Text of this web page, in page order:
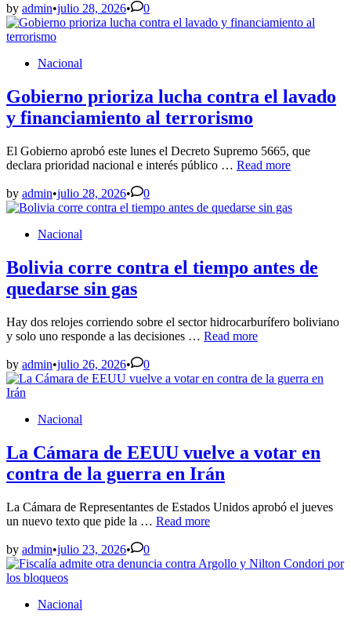
de
EE.UU.
contra
en
no
han
logrado
la
entrada
cocaína:
Washington
by admin•julio 28, 2026• 0
PostedNacional
Gobierno prioriza lucha contra el lavado
y financiamiento al terrorismo
El Gobierno aprobó este lunes el Decreto Supremo 5665, que
declara prioridad nacional e interés público … Gobierno
contra
financiamiento
al
Read more
by admin•julio 28, 2026• 0
PostedNacional
Bolivia corre contra el tiempo antes de
quedarse sin gas
Hay dos relojes corriendo sobre el sector hidrocarburífero boliviano
y solo uno responde a las decisiones … Bolivia
el
sin
gas
Read more
by admin•julio 26, 2026• 0
PostedNacional
La Cámara de EEUU vuelve a votar en
contra de la guerra en Irán
La Cámara de Representantes de Estados Unidos aprobó el jueves
un nuevo texto que pide la … La
EEUU
Read more
by admin•julio 23, 2026• 0
PostedNacional